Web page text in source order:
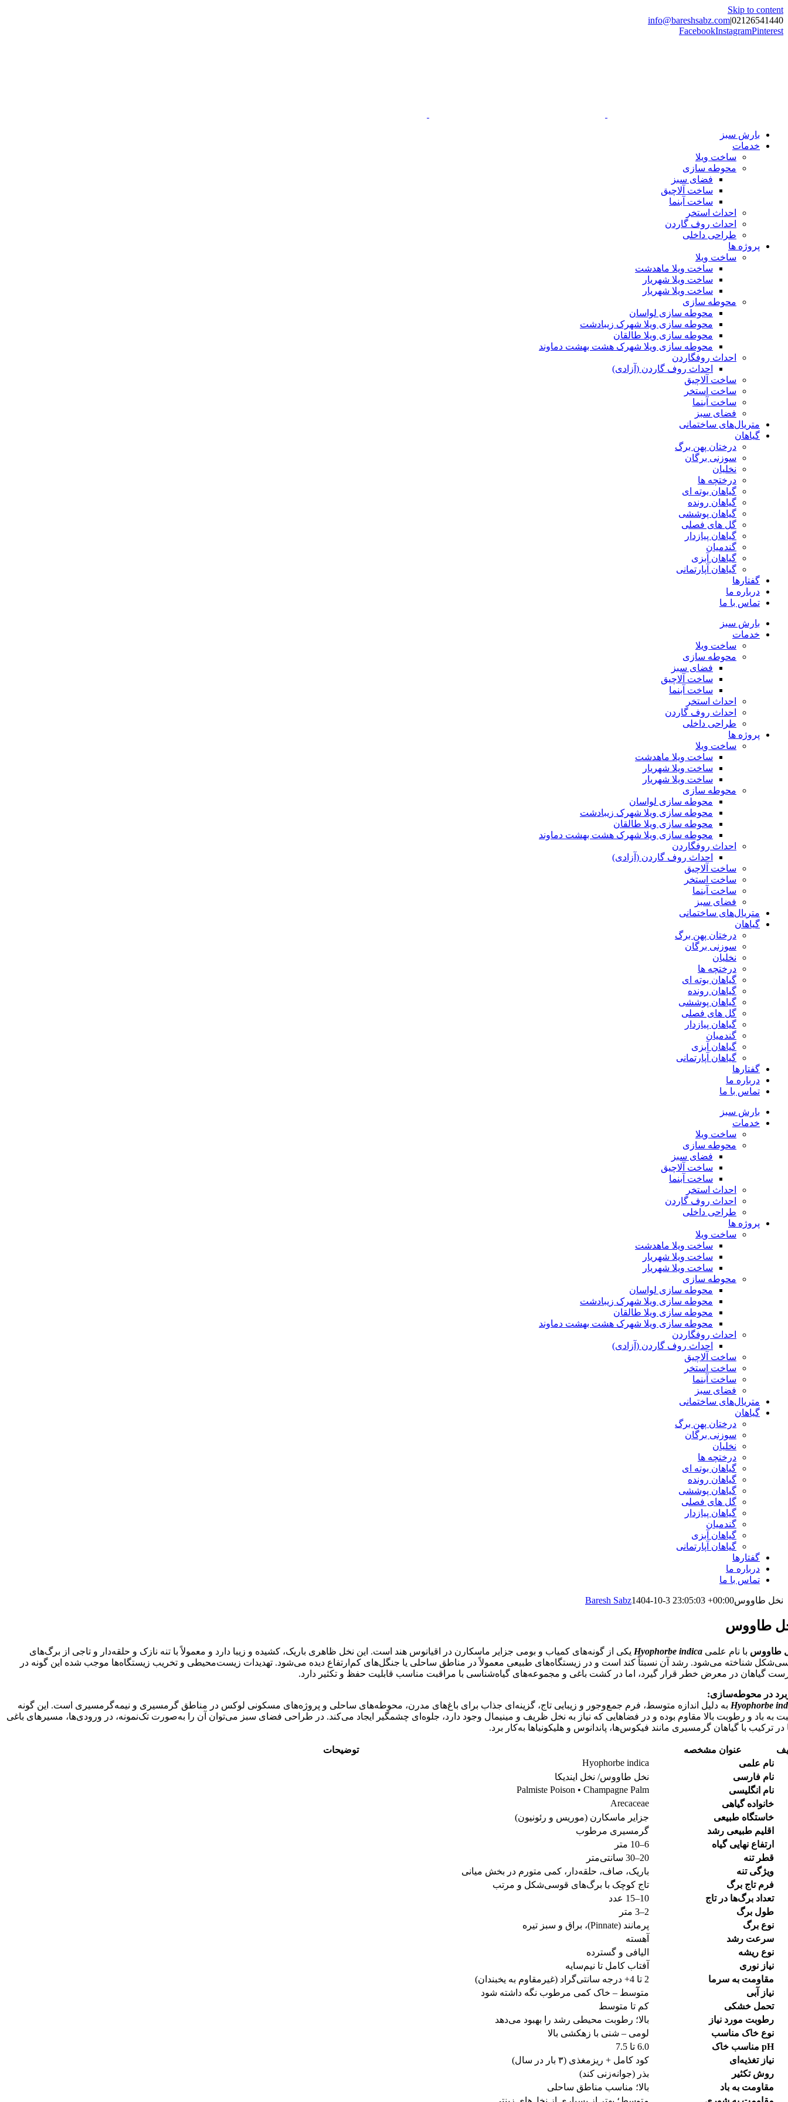
Skip to content
02126541440
|
info@bareshsabz.com
FacebookInstagramPinterest
بارش سبز
خدمات
ساخت ویلا
محوطه سازی
فضای سبز
ساخت آلاچیق
ساخت آبنما
احداث استخر
احداث روف گاردن
طراحی داخلی
پروژه ها
ساخت ویلا
ساخت ویلا ماهدشت
ساخت ویلا شهریار
ساخت ویلا شهریار
محوطه سازی
محوطه سازی لواسان
محوطه سازی ویلا شهرک زیبادشت
محوطه سازی ویلا طالقان
محوطه سازی ویلا شهرک هشت بهشت دماوند
احداث روفگاردن
احداث روف گاردن (آزادی)
ساخت آلاچیق
ساخت استخر
ساخت آبنما
فضای سبز
متریال‌های ساختمانی
گیاهان
درختان پهن برگ
سوزنی برگان
نخلیان
درختچه ها
گیاهان بوته ای
گیاهان رونده
گیاهان پوششی
گل های فصلی
گیاهان پیازدار
گندمیان
گیاهان آبزی
گیاهان آپارتمانی
گفتارها
درباره ما
تماس با ما
بارش سبز
خدمات
ساخت ویلا
محوطه سازی
فضای سبز
ساخت آلاچیق
ساخت آبنما
احداث استخر
احداث روف گاردن
طراحی داخلی
پروژه ها
ساخت ویلا
ساخت ویلا ماهدشت
ساخت ویلا شهریار
ساخت ویلا شهریار
محوطه سازی
محوطه سازی لواسان
محوطه سازی ویلا شهرک زیبادشت
محوطه سازی ویلا طالقان
محوطه سازی ویلا شهرک هشت بهشت دماوند
احداث روفگاردن
احداث روف گاردن (آزادی)
ساخت آلاچیق
ساخت استخر
ساخت آبنما
فضای سبز
متریال‌های ساختمانی
گیاهان
درختان پهن برگ
سوزنی برگان
نخلیان
درختچه ها
گیاهان بوته ای
گیاهان رونده
گیاهان پوششی
گل های فصلی
گیاهان پیازدار
گندمیان
گیاهان آبزی
گیاهان آپارتمانی
گفتارها
درباره ما
تماس با ما
بارش سبز
خدمات
ساخت ویلا
محوطه سازی
فضای سبز
ساخت آلاچیق
ساخت آبنما
احداث استخر
احداث روف گاردن
طراحی داخلی
پروژه ها
ساخت ویلا
ساخت ویلا ماهدشت
ساخت ویلا شهریار
ساخت ویلا شهریار
محوطه سازی
محوطه سازی لواسان
محوطه سازی ویلا شهرک زیبادشت
محوطه سازی ویلا طالقان
محوطه سازی ویلا شهرک هشت بهشت دماوند
احداث روفگاردن
احداث روف گاردن (آزادی)
ساخت آلاچیق
ساخت استخر
ساخت آبنما
فضای سبز
متریال‌های ساختمانی
گیاهان
درختان پهن برگ
سوزنی برگان
نخلیان
درختچه ها
گیاهان بوته ای
گیاهان رونده
گیاهان پوششی
گل های فصلی
گیاهان پیازدار
گندمیان
گیاهان آبزی
گیاهان آپارتمانی
گفتارها
درباره ما
تماس با ما
نخل طاووس Baresh Sabz1404-10-3 23:05:03 +00:00
طاووس
طاووس با نام علمیHyophorbe indica یکی از گونه‌های کمیاب و بومی جزایر ماسکارن در اقیانوس هند است. این نخل ظاهری باریک، کشیده و زیبا دارد و معمولاً با تنه نازک و حلقه‌دار و تاجی از برگ‌های
شناخته می‌شود. رشد آن نسبتاً کند است و در زیستگاه‌های طبیعی معمولاً در مناطق ساحلی یا جنگل‌های کم‌ارتفاع دیده می‌شود. تهدیدات زیست‌محیطی و تخریب زیستگاه‌ها موجب شده این گونه در
گیاهان در معرض خطر قرار گیرد، اما در کشت باغی و مجموعه‌های گیاه‌شناسی با مراقبت مناسب قابلیت حفظ و تکثیر دارد.
در محوطه‌سازی:
Hyophorbe به دلیل اندازه متوسط، فرم جمع‌وجور و زیبایی تاج، گزینه‌ای جذاب برای باغ‌های مدرن، محوطه‌های ساحلی و پروژه‌های مسکونی لوکس در مناطق گرمسیری و نیمه‌گرمسیری است. این گونه
به باد و رطوبت بالا مقاوم بوده و در فضاهایی که نیاز به نخل ظریف و مینیمال وجود دارد، جلوه‌ای چشمگیر ایجاد می‌کند. در طراحی فضای سبز می‌توان آن را به‌صورت تک‌نمونه، در ورودی‌ها، مسیرهای باغی
در ترکیب با گیاهان گرمسیری مانند فیکوس‌ها، پاندانوس و هلیکونیاها به‌کار برد.
عنوان مشخصه
توضیحات
نام علمی
Hyophorbe indica
نام فارسی
نخل طاووس/ نخل ایندیکا
نام انگلیسی
Palmiste Poison • Champagne Palm
خانواده گیاهی
Arecaceae
خاستگاه طبیعی
جزایر ماسکارن (موریس و رئونیون)
اقلیم طبیعی رشد
گرمسیری مرطوب
ارتفاع نهایی گیاه
6–10 متر
قطر تنه
20–30 سانتی‌متر
ویژگی تنه
باریک، صاف، حلقه‌دار، کمی متورم در بخش میانی
فرم تاج برگ
تاج کوچک با برگ‌های قوسی‌شکل و مرتب
تعداد برگ‌ها در تاج
10–15 عدد
طول برگ
2–3 متر
نوع برگ
پرمانند (Pinnate)، براق و سبز تیره
سرعت رشد
آهسته
نوع ریشه
الیافی و گسترده
نیاز نوری
آفتاب کامل تا نیم‌سایه
مقاومت به سرما
2 تا 4+ درجه سانتی‌گراد (غیرمقاوم به یخبندان)
نیاز آبی
متوسط – خاک کمی مرطوب نگه داشته شود
تحمل خشکی
کم تا متوسط
رطوبت مورد نیاز
بالا؛ رطوبت محیطی رشد را بهبود می‌دهد
نوع خاک مناسب
لومی – شنی با زهکشی بالا
pH مناسب خاک
6.0 تا 7.5
نیاز تغذیه‌ای
کود کامل + ریزمغذی (۳ بار در سال)
روش تکثیر
بذر (جوانه‌زنی کند)
مقاومت به باد
بالا؛ مناسب مناطق ساحلی